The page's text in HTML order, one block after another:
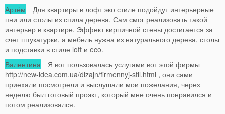
Артём Для квартиры в лофт эко стиле подойдут интерьерные
пни или столы из спила дерева. Сам смог реализовать такой
интерьер в квартире. Эффект кирпичной стены достигается за
счет штукатурки, а мебель нужна из натурального дерева, столы
и подставки в стиле loft и eco.
Валентина Я вот пользовалась услугами вот этой фирмы
http://new-idea.com.ua/dizajn/firmennyj-stil.html , они сами
приехали посмотрели и выслушали мои пожелания, через
неделю был готовый проэкт, который мне очень понравился и
потом реализовался.